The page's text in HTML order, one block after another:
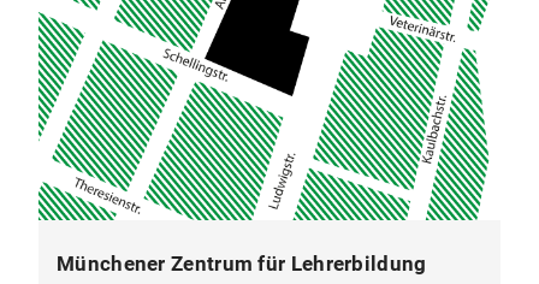
Münchener Zentrum für Lehrerbildung